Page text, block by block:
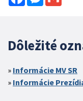
Dôležité
Informácie MV SR
Informácie